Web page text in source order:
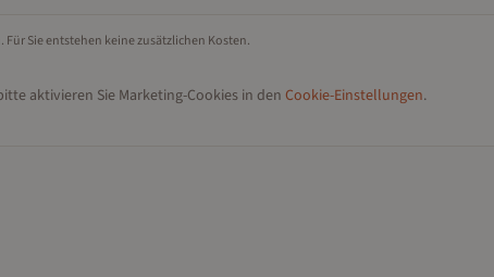
Sie entstehen keine zusätzlichen Kosten.
aktivieren Sie Marketing-Cookies in den Cookie-Einstellungen.